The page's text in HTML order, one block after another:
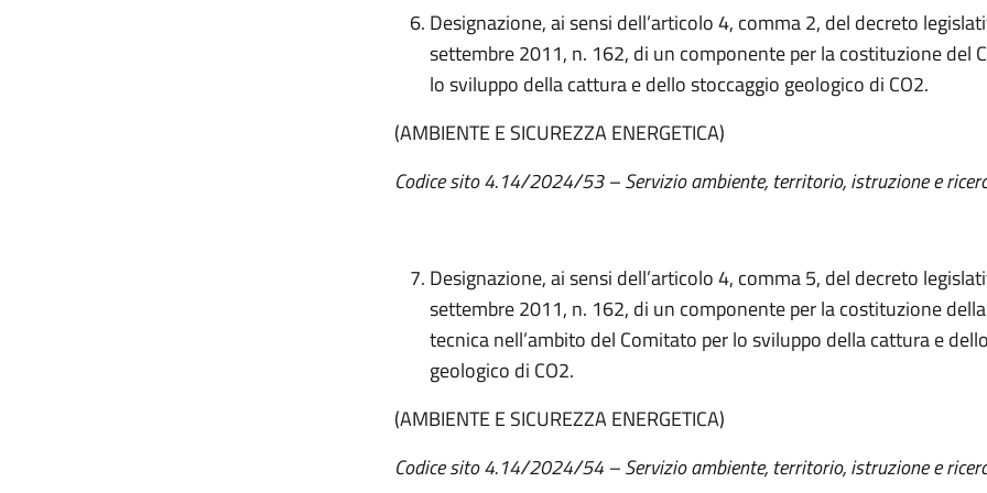
Designazione, ai sensi dell’articolo 4, comma 2, del decreto
settembre 2011, n. 162, di un componente per la costituzione del
lo sviluppo della cattura e dello stoccaggio geologico di CO2.
(AMBIENTE E SICUREZZA ENERGETICA)
Codice sito 4.14/2024/53 – Servizio ambiente, territorio, istruzione e
Designazione, ai sensi dell’articolo 4, comma 5, del decreto
settembre 2011, n. 162, di un componente per la costituzione
tecnica nell’ambito del Comitato per lo sviluppo della cattura e
geologico di CO2.
(AMBIENTE E SICUREZZA ENERGETICA)
Codice sito 4.14/2024/54 – Servizio ambiente, territorio, istruzione e